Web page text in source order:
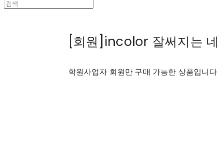
[회원]incolor 잘써지는
학원사업자 회원만 구매 가능한 상품입니다